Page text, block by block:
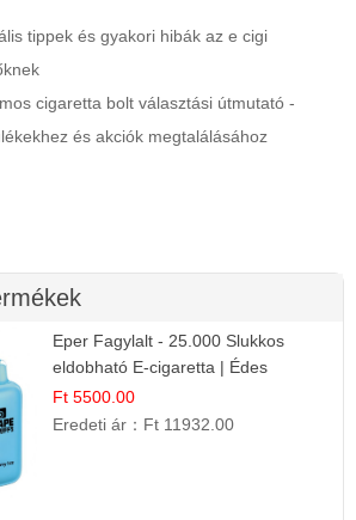
tippek és gyakori hibák az e cigi
cigaretta bolt választási útmutató -
és akciók megtalálásához
Eper Fagylalt - 25.000 Slukkos
eldobható E-cigaretta | Édes
Desszert Íz
Ft 5500.00
Eredeti ár： Ft 11932.00